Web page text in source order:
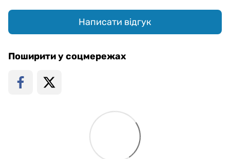
Написати відгук
Поширити у соцмережах